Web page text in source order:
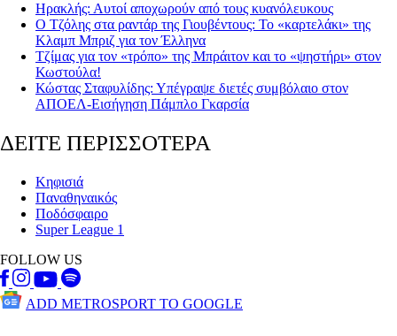
Ηρακλής: Αυτοί αποχωρούν από τους κυανόλευκους
Ο Τζόλης στα ραντάρ της Γιουβέντους: Το «καρτελάκι» της
Κλαμπ Μπριζ για τον Έλληνα
Τζίμας για τον «τρόπο» της Μπράιτον και το «ψηστήρι» στον
Κωστούλα!
Κώστας Σταφυλίδης: Υπέγραψε διετές συμβόλαιο στον
ΑΠΟΕΛ-Εισήγηση Πάμπλο Γκαρσία
ΔΕΙΤΕ ΠΕΡΙΣΣΟΤΕΡΑ
Κηφισιά
Παναθηναικός
Ποδόσφαιρο
Super League 1
FOLLOW US
ADD METROSPORT TO GOOGLE